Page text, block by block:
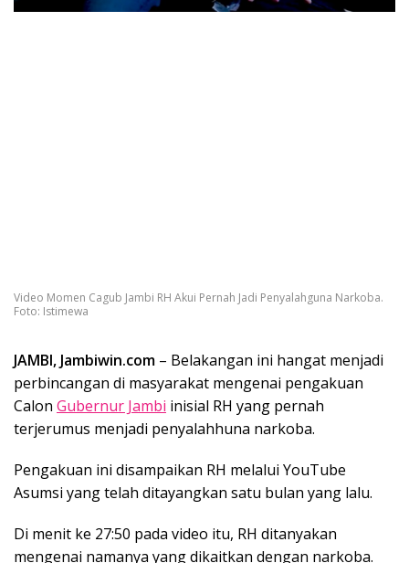
Video Momen Cagub Jambi RH Akui Pernah Jadi Penyalahguna Narkoba.
Foto: Istimewa
JAMBI, Jambiwin.com – Belakangan ini hangat menjadi
perbincangan di masyarakat mengenai pengakuan
Calon Gubernur Jambi inisial RH yang pernah
terjerumus menjadi penyalahhuna narkoba.
Pengakuan ini disampaikan RH melalui YouTube
Asumsi yang telah ditayangkan satu bulan yang lalu.
Di menit ke 27:50 pada video itu, RH ditanyakan
mengenai namanya yang dikaitkan dengan narkoba.